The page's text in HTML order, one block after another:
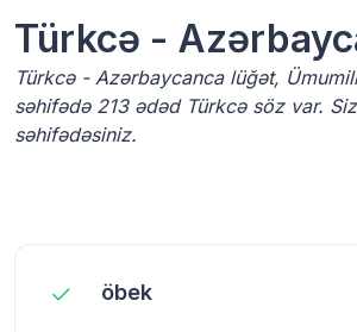
Türkcə -
Türkcə - Azərbaycanca lüğət,
səhifədə 213 ədəd Türkcə söz var.
səhifədəsiniz.
öbek